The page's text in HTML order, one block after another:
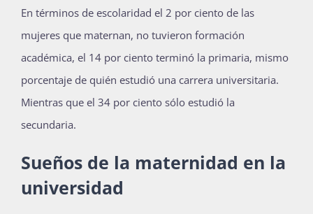
En términos de escolaridad el 2 por ciento de las
mujeres que maternan, no tuvieron formación
académica, el 14 por ciento terminó la primaria, mismo
porcentaje de quién estudió una carrera universitaria.
Mientras que el 34 por ciento sólo estudió la
secundaria.
Sueños de la maternidad en la
universidad